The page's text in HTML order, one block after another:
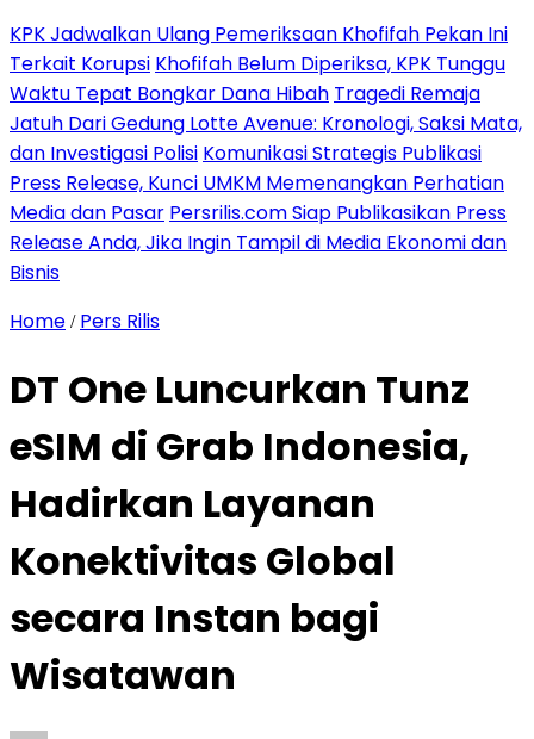
KPK Jadwalkan Ulang Pemeriksaan Khofifah Pekan Ini
Terkait Korupsi Khofifah Belum Diperiksa, KPK Tunggu
Waktu Tepat Bongkar Dana Hibah Tragedi Remaja
Jatuh Dari Gedung Lotte Avenue: Kronologi, Saksi Mata,
dan Investigasi Polisi Komunikasi Strategis Publikasi
Press Release, Kunci UMKM Memenangkan Perhatian
Media dan Pasar Persrilis.com Siap Publikasikan Press
Release Anda, Jika Ingin Tampil di Media Ekonomi dan
Bisnis
Home / Pers Rilis
DT One Luncurkan Tunz
eSIM di Grab Indonesia,
Hadirkan Layanan
Konektivitas Global
secara Instan bagi
Wisatawan